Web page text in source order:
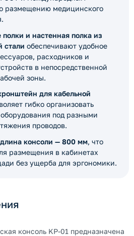
размещению медицинского
и настенная полка из
стали обеспечивают удобное
расходников и
в непосредственной
зоны.
для кабельной
гибко организовать
под разными
проводов.
консоли — 800 мм, что
размещения в кабинетах
без ущерба для эргономики.
консоль KP-01 предназначена